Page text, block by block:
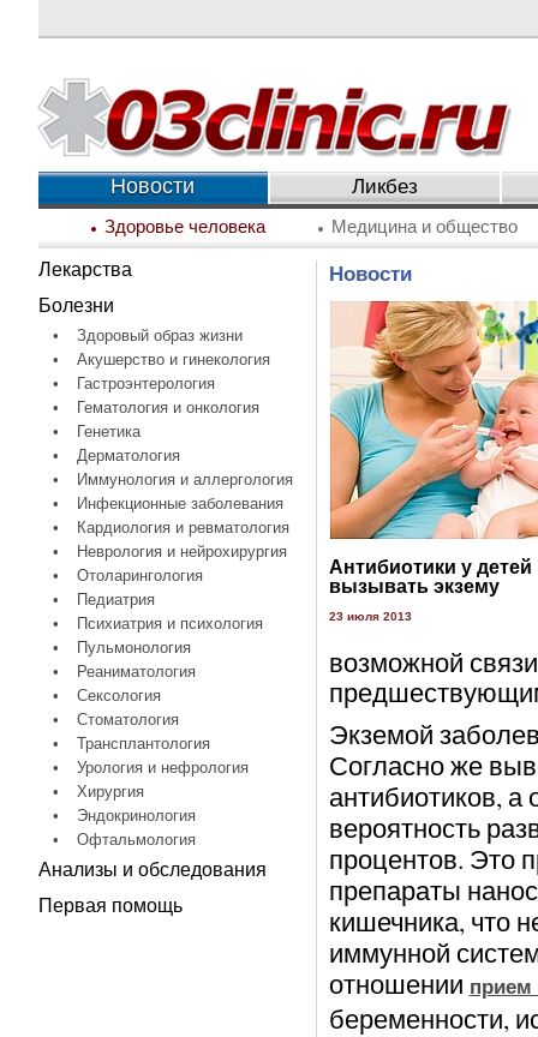
Новости Ликбез
Здоровье человека Медицина и общество
Лекарства
Болезни
•
Здоровый образ жизни
•
Акушерство и гинекология
•
Гастроэнтерология
•
Гематология и онкология
•
Генетика
•
Дерматология
•
Иммунология и аллергология
•
Инфекционные заболевания
•
Кардиология и ревматология
•
Неврология и нейрохирургия
•
Отоларингология
•
Педиатрия
•
Психиатрия и психология
•
Пульмонология
•
Реаниматология
•
Сексология
•
Стоматология
•
Трансплантология
•
Урология и нефрология
•
Хирургия
•
Эндокринология
•
Офтальмология
Анализы и обследования
Первая помощь
Новости
Антибиотики у детей
вызывать экзему
23 июля 2013
возможной
Экземой
Согласно же
антибиотиков, а
вероятность
процентов. Это
препараты
кишечника, что
иммунной
отношении прием
беременности,